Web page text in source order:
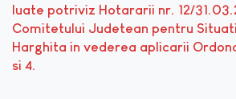
luate potriviz Hotararii nr. 12/
Comitetului Judetean pentru
Harghita in vederea aplicarii
si 4.